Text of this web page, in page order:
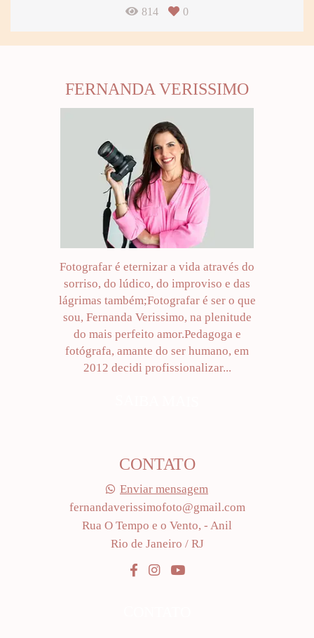
814
0
FERNANDA VERISSIMO
Fotografar é eternizar a vida através do
sorriso, do lúdico, do improviso e das
lágrimas também;Fotografar é ser o que
sou, Fernanda Verissimo, na plenitude
do mais perfeito amor.Pedagoga e
fotógrafa, amante do ser humano, em
2012 decidi profissionalizar...
CONTATO
Enviar mensagem
fernandaverissimofoto@gmail.com
Rua O Tempo e o Vento, - Anil
Rio de Janeiro / RJ